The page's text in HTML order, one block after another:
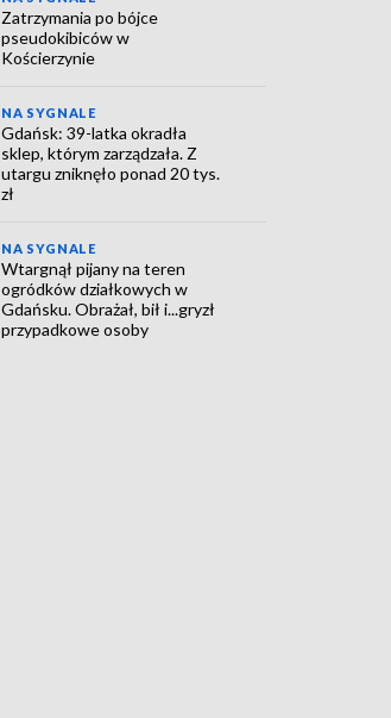
Zatrzymania po bójce
pseudokibiców w
Kościerzynie
NA SYGNALE
Gdańsk: 39-latka okradła
sklep, którym zarządzała. Z
utargu zniknęło ponad 20 tys.
zł
NA SYGNALE
Wtargnął pijany na teren
ogródków działkowych w
Gdańsku. Obrażał, bił i...gryzł
przypadkowe osoby